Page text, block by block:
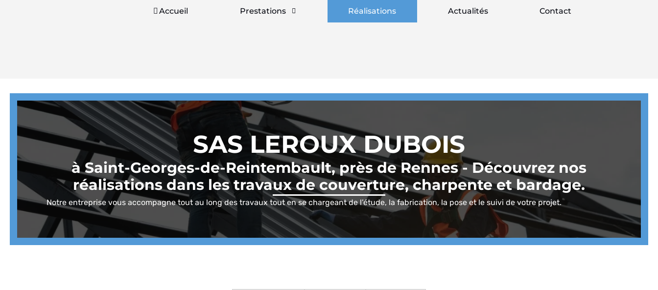
Accueil Prestations Réalisations Actualités Contact
SAS LEROUX DUBOIS
à Saint-Georges-de-Reintembault, près de Rennes - Découvrez nos
réalisations dans les travaux de couverture, charpente et bardage.
Notre entreprise vous accompagne tout au long des travaux tout en se chargeant de l’étude, la fabrication, la pose et le suivi de votre projet.